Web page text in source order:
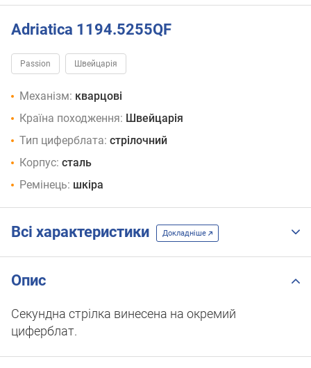
Adriatica 1194.5255QF
Passion Швейцарія
Механізм: кварцові
Країна походження: Швейцарія
Тип циферблата: стрілочний
Корпус: сталь
Ремінець: шкіра
Всі характеристики Докладніше
Опис
Секундна стрілка винесена на окремий
циферблат.